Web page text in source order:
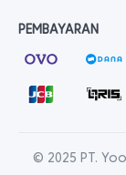
PEMBAYARAN
© 2025 PT.